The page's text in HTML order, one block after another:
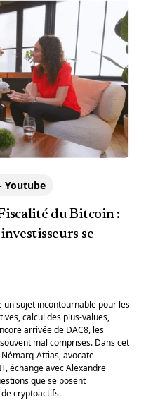
Youtube
du Bitcoin :
se
un sujet incontournable pour les
calcul des plus-values,
arrivée de DAC8, les
mal comprises. Dans cet
Attias, avocate
échange avec Alexandre
que se posent
cryptoactifs.